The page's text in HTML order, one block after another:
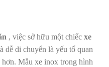
, việc sở hữu một chiếc xe
dễ di chuyển là yếu tố quan
Mẫu xe inox trong hình